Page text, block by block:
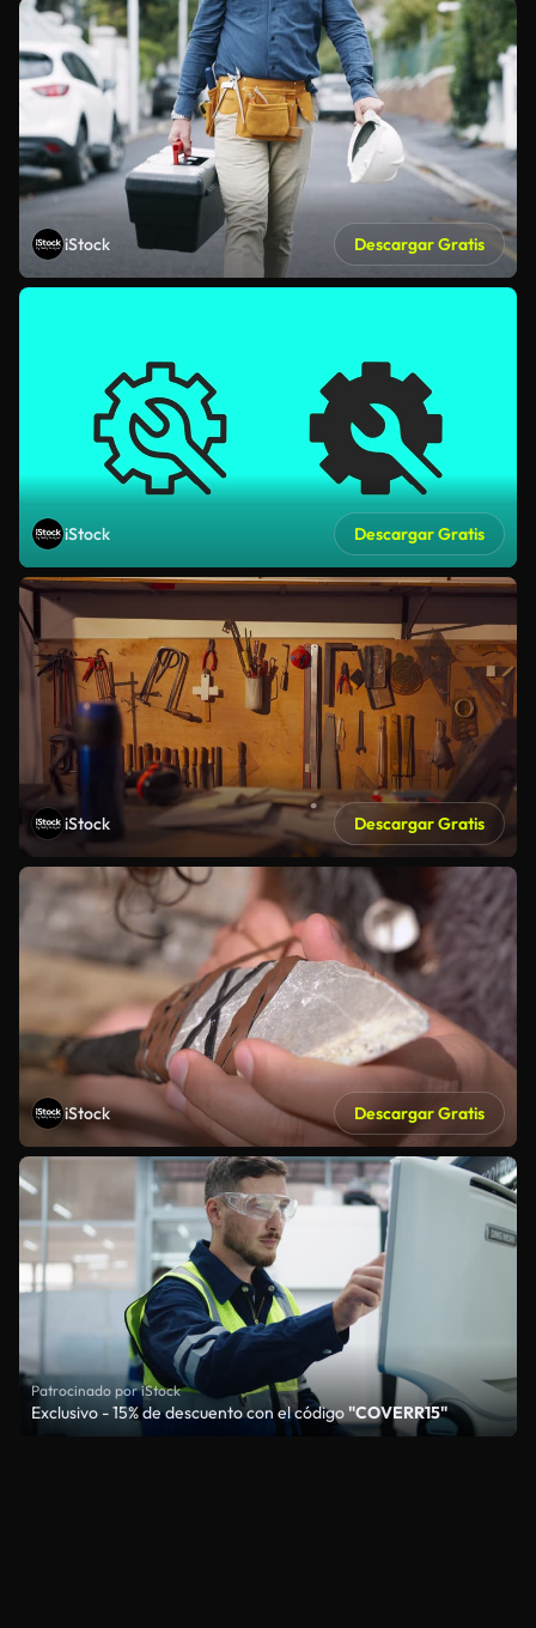
iStock Descargar Gratis
iStock Descargar Gratis
iStock Descargar Gratis
iStock Descargar Gratis
Patrocinado por iStock
Exclusivo - 15% de descuento con el código"COVERR15"